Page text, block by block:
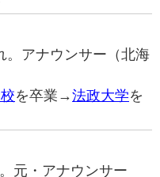
。アナウンサー（北海
を卒業→法政大学を
元・アナウンサー